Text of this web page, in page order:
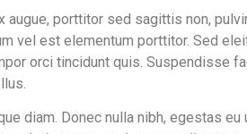
porttitor sed sagittis non,
vel est elementum porttitor. Sed
orci tincidunt quis. Suspendisse
diam. Donec nulla nibh, egestas